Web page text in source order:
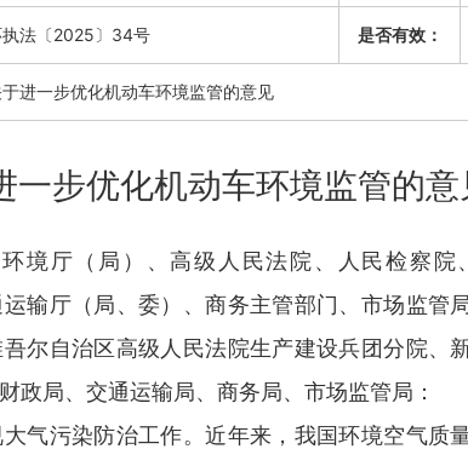
法〔2025〕34号 是否有效：
于进一步优化机动车环境监管的意见
一步优化机动车环境监管的意
境厅（局）、高级人民法院、人民检察院
运输厅（局、委）、商务主管部门、市场监管
尔自治区高级人民法院生产建设兵团分院、
政局、交通运输局、商务局、市场监管局：
污染防治工作。近年来，我国环境空气质